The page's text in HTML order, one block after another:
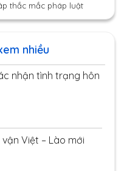
thắc mắc pháp luật
nhiều
nhận tình trạng hôn
Việt – Lào mới